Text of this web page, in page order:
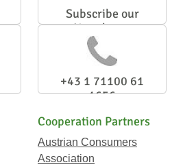
Subscribe our
Newsletter
+43 1 71100 61
1656
Cooperation Partners
Austrian Consumers
Association